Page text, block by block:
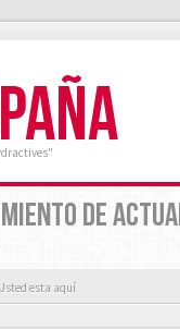
DE
esta aquí